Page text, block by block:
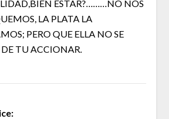
ESTAR?………NO NOS
LA PLATA LA
PERO QUE ELLA NO SE
TU ACCIONAR.